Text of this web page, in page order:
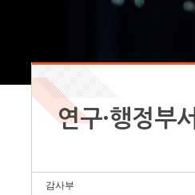
연구·행정부서
감사부